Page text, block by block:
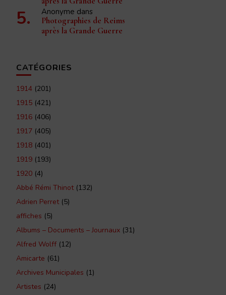
Anonyme dans
Photographies de Reims
après la Grande Guerre
CATÉGORIES
1914 (201)
1915 (421)
1916 (406)
1917 (405)
1918 (401)
1919 (193)
1920 (4)
Abbé Rémi Thinot(132)
Adrien Perret(5)
affiches (5)
Albums – Documents – Journaux (31)
Alfred Wolff (12)
Amicarte (61)
Archives Municipales (1)
Artistes (24)